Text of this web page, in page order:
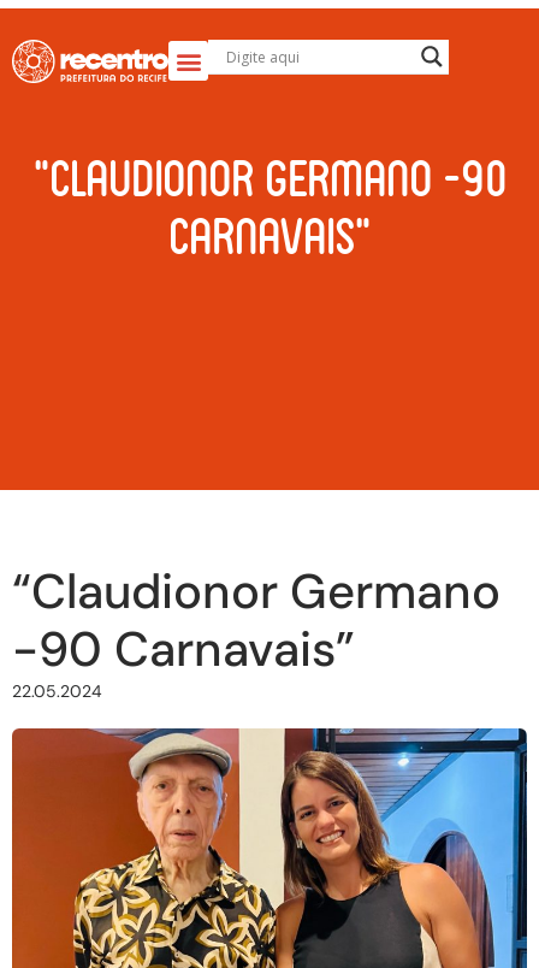
“Claudionor Germano -90
Carnavais”
“Claudionor Germano
-90 Carnavais”
22.05.2024